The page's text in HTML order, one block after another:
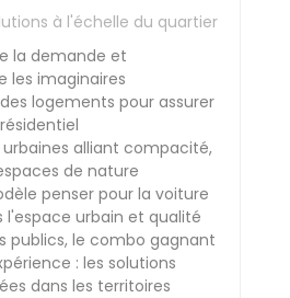
à l'échelle du quartier
la demande et
les imaginaires
logements pour assurer
alliant compacité,
de nature
penser pour la voiture
l'espace urbain et qualité
publics, le combo gagnant
: les solutions
dans les territoires